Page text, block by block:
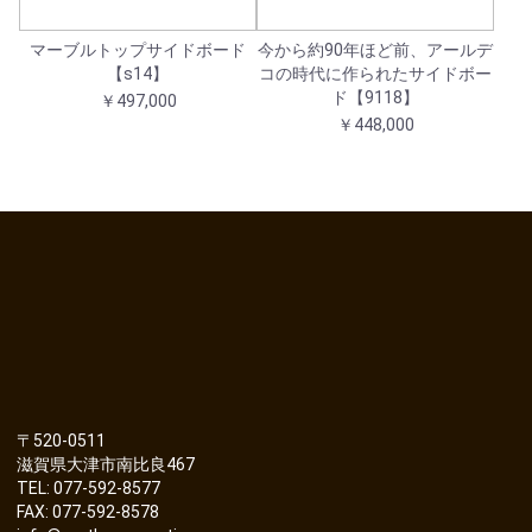
マーブルトップサイドボード
【s14】
￥497,000
今から約90年ほど前、アールデ
コの時代に作られたサイドボー
ド【9118】
￥448,000
〒520-0511
滋賀県大津市南比良467
TEL: 077-592-8577
FAX: 077-592-8578